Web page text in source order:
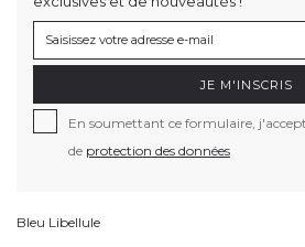
JE M'INSCRIS
En soumettant ce formulaire,
de protection des données
Bleu Libellule